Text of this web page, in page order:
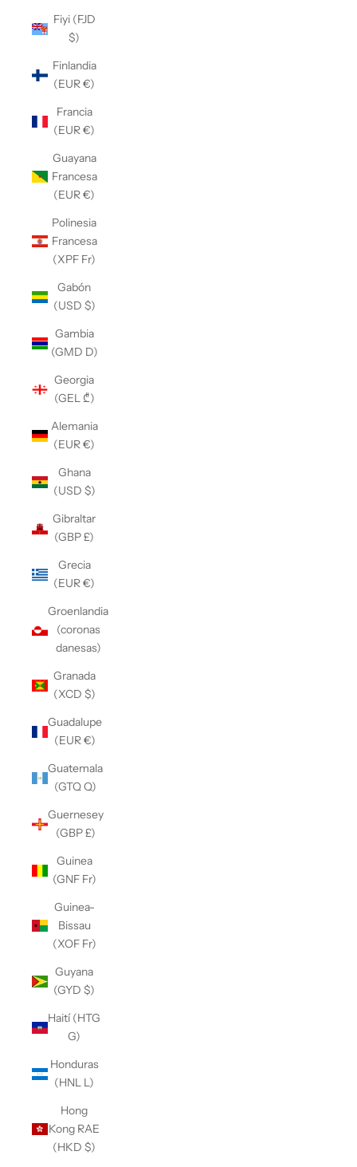
Fiyi (FJD
$)
Finlandia
(EUR €)
Francia
(EUR €)
Guayana
Francesa
(EUR €)
Polinesia
Francesa
(XPF Fr)
Gabón
(USD $)
Gambia
(GMD D)
Georgia
(GEL ₾)
Alemania
(EUR €)
Ghana
(USD $)
Gibraltar
(GBP £)
Grecia
(EUR €)
Groenlandia
(coronas
danesas)
Granada
(XCD $)
Guadalupe
(EUR €)
Guatemala
(GTQ Q)
Guernesey
(GBP £)
Guinea
(GNF Fr)
Guinea-
Bissau
(XOF Fr)
Guyana
(GYD $)
Haití (HTG
G)
Honduras
(HNL L)
Hong
Kong RAE
(HKD $)